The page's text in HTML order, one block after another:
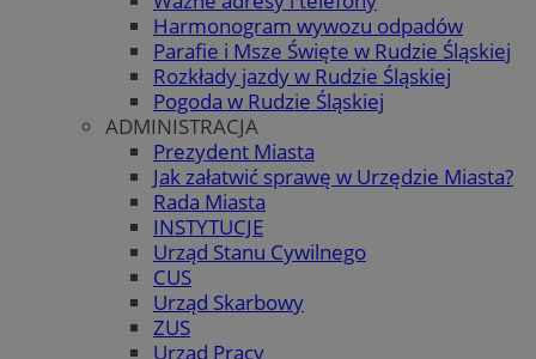
Harmonogram wywozu odpadów
Parafie i Msze Święte w Rudzie Śląskiej
Rozkłady jazdy w Rudzie Śląskiej
Pogoda w Rudzie Śląskiej
ADMINISTRACJA
Prezydent Miasta
Jak załatwić sprawę w Urzędzie Miasta?
Rada Miasta
INSTYTUCJE
Urząd Stanu Cywilnego
CUS
Urząd Skarbowy
ZUS
Urząd Pracy